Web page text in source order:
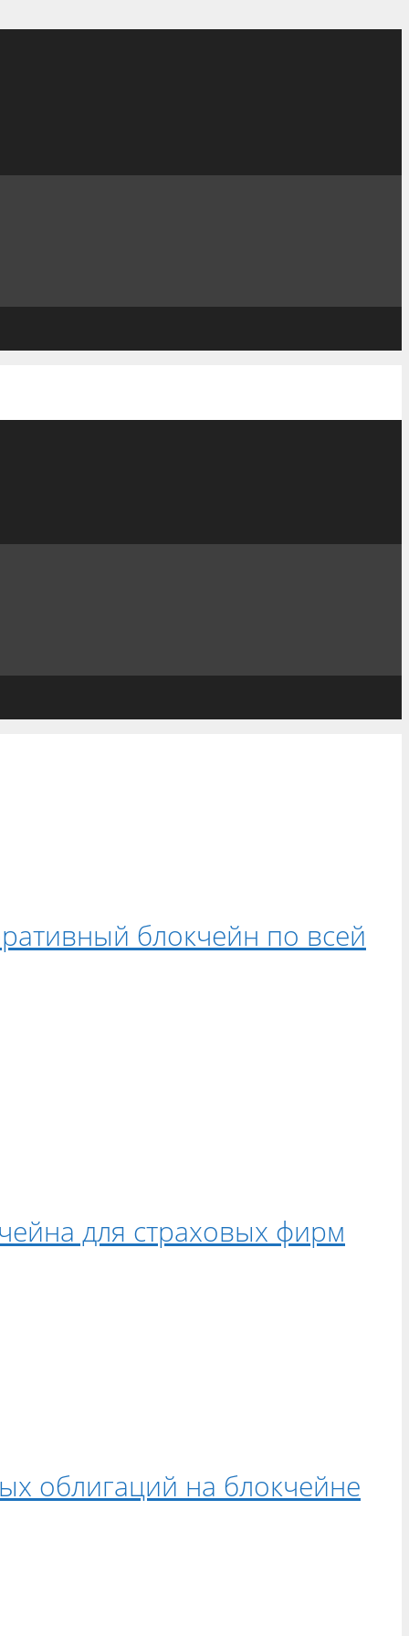
блокчейн по всей
для страховых фирм
облигаций на блокчейне